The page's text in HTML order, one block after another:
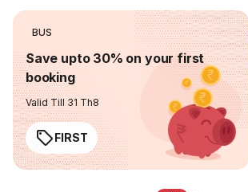
BUS
Save upto 30% on your first
booking
Valid Till 31 Th8
FIRST